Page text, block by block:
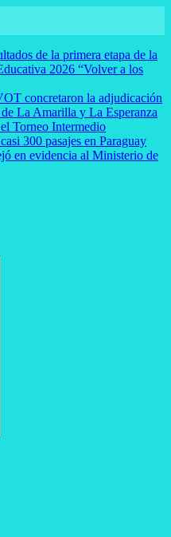
de la primera etapa de la
2026 “Volver a los
concretaron la adjudicación
La Amarilla y La Esperanza
Torneo Intermedio
300 pasajes en Paraguay
en evidencia al Ministerio de